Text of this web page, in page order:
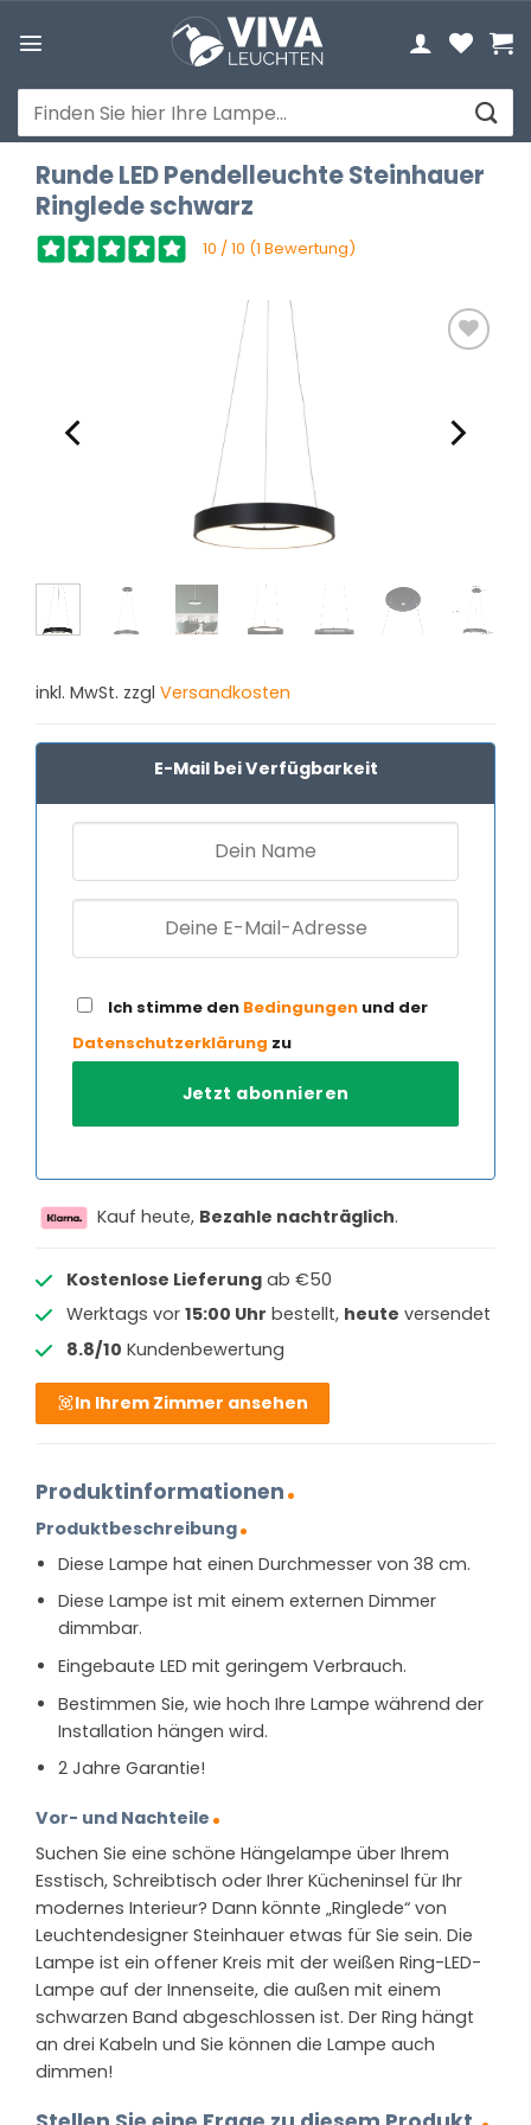
Inhalt
Suchen
nach:
Runde LED Pendelleuchte Steinhauer
Ringlede schwarz
10 / 10 (1 Bewertung)
inkl. MwSt. zzgl Versandkosten
E-Mail bei Verfügbarkeit
Ich stimme den Bedingungen und der
Datenschutzerklärung zu
Kauf heute, Bezahle nachträglich.
Kostenlose Lieferungab €50
Werktags vor 15:00 Uhr bestellt, heute versendet
8.8/10 Kundenbewertung
In Ihrem Zimmer ansehen
Produktinformationen
Produktbeschreibung
Diese Lampe hat einen Durchmesser von 38 cm.
Diese Lampe ist mit einem externen Dimmer
dimmbar.
Eingebaute LED mit geringem Verbrauch.
Bestimmen Sie, wie hoch Ihre Lampe während der
Installation hängen wird.
2 Jahre Garantie!
Vor- und Nachteile
Suchen Sie eine schöne Hängelampe über Ihrem
Esstisch, Schreibtisch oder Ihrer Kücheninsel für Ihr
modernes Interieur? Dann könnte „Ringlede“ von
Leuchtendesigner Steinhauer etwas für Sie sein. Die
Lampe ist ein offener Kreis mit der weißen Ring-LED-
Lampe auf der Innenseite, die außen mit einem
schwarzen Band abgeschlossen ist. Der Ring hängt
an drei Kabeln und Sie können die Lampe auch
dimmen!